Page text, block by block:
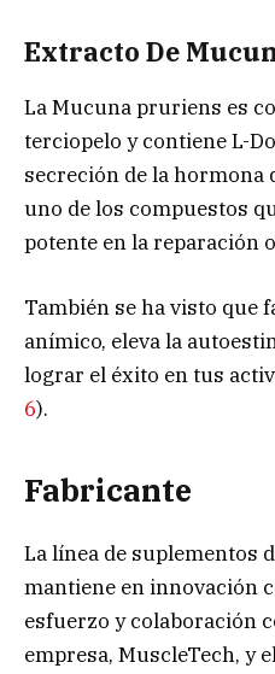
Extracto De
La Mucuna pruriens es
terciopelo y contiene L-
secreción de la hormona
uno de los compuestos
potente en la reparación
También se ha visto que
anímico, eleva la
lograr el éxito en tus
6).
Fabricante
​La línea de suplementos
mantiene en innovación
esfuerzo y colaboración
empresa, MuscleTech, y